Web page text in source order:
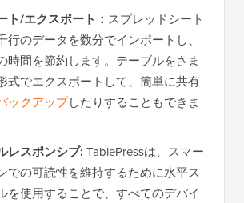
ト/エクスポート： スプレッドシート
行のデータを数分でインポートし、
時間を節約します。テーブルをさま
式でエクスポートして、簡単に共有
ックアップしたりすることもできま
レスポンシブ: TablePressは、スマー
での可読性を維持するために水平ス
を使用することで、すべてのデバイ